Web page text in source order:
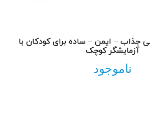
جذاب – ایمن – ساده برای کودکان با
آزمایشگر کوچک
ناموجود